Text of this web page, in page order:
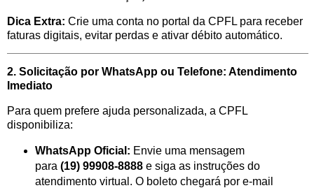
Dica Extra: Crie uma conta no portal da CPFL para receber
faturas digitais, evitar perdas e ativar débito automático.
2. Solicitação por WhatsApp ou Telefone: Atendimento
Imediato
Para quem prefere ajuda personalizada, a CPFL
disponibiliza:
WhatsApp Oficial: Envie uma mensagem
para (19) 99908-8888e siga as instruções do
atendimento virtual. O boleto chegará por e-mail